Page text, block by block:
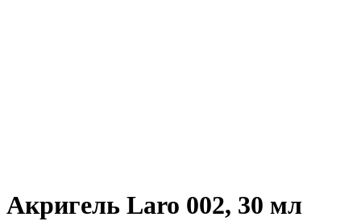
Акригель Laro 002, 30 мл